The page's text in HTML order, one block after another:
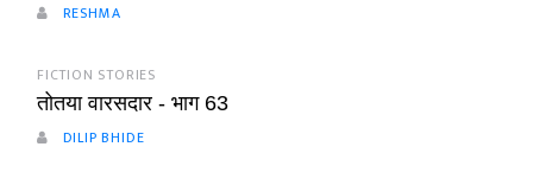
RESHMA
FICTION STORIES
तोतया वारसदार - भाग 63
DILIP BHIDE